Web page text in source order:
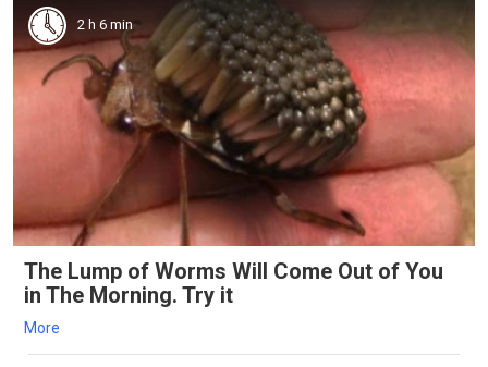
2 h 6 min
The Lump of Worms Will Come Out of You
in The Morning. Try it
More